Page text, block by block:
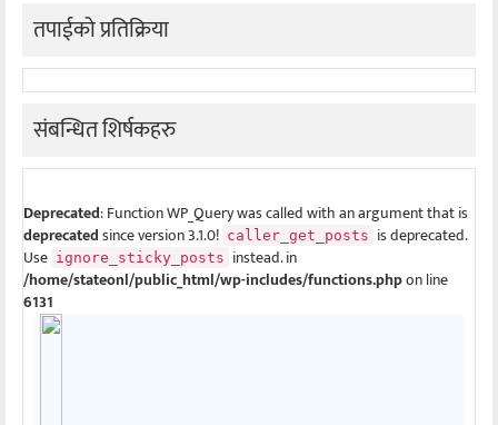
तपाईको प्रतिक्रिया
संबन्धित शिर्षकहरु
Deprecated: Function WP_Query was called with an argument that is
deprecatedsince version 3.1.0! caller_get_posts is deprecated.
Use ignore_sticky_posts instead. in
/home/stateonl/public_html/wp-includes/functions.phpon line
6131